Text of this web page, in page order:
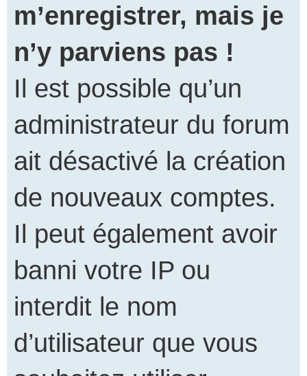
m’enregistrer, mais je
n’y parviens pas !
Il est possible qu’un
administrateur du forum
ait désactivé la création
de nouveaux comptes.
Il peut également avoir
banni votre IP ou
interdit le nom
d’utilisateur que vous